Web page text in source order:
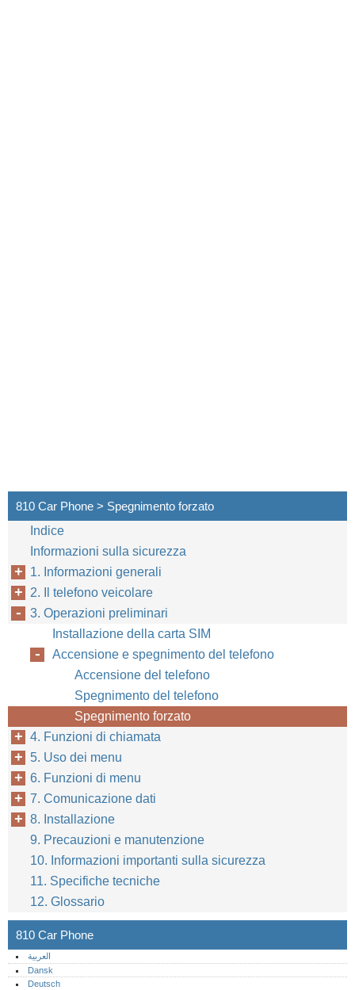
810 Car Phone > Spegnimento forzato
Indice
Informazioni sulla sicurezza
1. Informazioni generali
2. Il telefono veicolare
3. Operazioni preliminari
Installazione della carta SIM
Accensione e spegnimento del telefono
Accensione del telefono
Spegnimento del telefono
Spegnimento forzato
4. Funzioni di chiamata
5. Uso dei menu
6. Funzioni di menu
7. Comunicazione dati
8. Installazione
9. Precauzioni e manutenzione
10. Informazioni importanti sulla sicurezza
11. Specifiche tecniche
12. Glossario
810 Car Phone
العربية
Dansk
Deutsch